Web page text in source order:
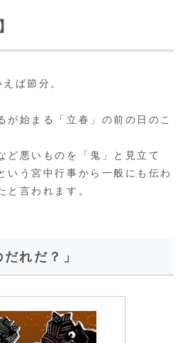
ば節分。
が始まる「立春」の前の日のこ
ど悪いものを「鬼」と見立て
いう宮中行事から一般にも伝わ
と言われます。
れだ？」